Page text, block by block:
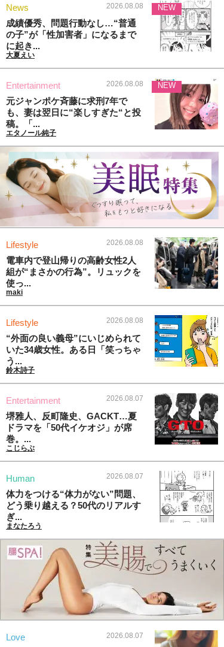
News 2026.08.08
成績優秀、問題行動なし…“普通
の子”が「性加害者」になるまで
に起き...
大夏えい
NEW
Entertainment 2026.08.08
元ジャンポケ斉藤に求刑7年で
も、妻は翌日に“楽しすぎた“と投
稿。「...
エタノール純子
NEW
Lifestyle 2026.08.08
電車内で登山帰りの高齢女性2人
組が“まさかの行為”。リュックを
使っ...
maki
Lifestyle 2026.08.08
“外面の良い義母”にいじめられて
いた34歳女性。ある日「笑っちゃ
う...
鈴木詩子
Entertainment 2026.08.07
堺雅人、反町隆史、GACKT…夏
ドラマを「50代イケオジ」が席
巻。...
こじらぶ
Human 2026.08.07
体力をつける“体力がない”問題、
どう乗り越える？50代のリアルす
ぎ...
まなたろう
Love 2026.08.07